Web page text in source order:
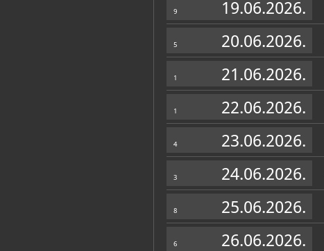
9 19.06.2026.
5 20.06.2026.
1 21.06.2026.
1 22.06.2026.
4 23.06.2026.
3 24.06.2026.
8 25.06.2026.
6 26.06.2026.